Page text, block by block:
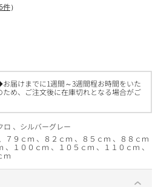
届けまでに1週間～3週間程お時間をいた
め、ご注文後に在庫切れとなる場合がご
件）
ロ 、シルバーグレー
７９ｃｍ 、８２ｃｍ 、８５ｃｍ 、８８ｃｍ
、１００ｃｍ 、１０５ｃｍ 、１１０ｃｍ 、
ｍ